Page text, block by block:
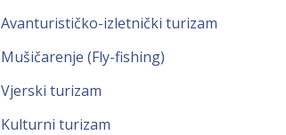
Avanturističko-izletnički turizam
Mušičarenje (Fly-fishing)
Vjerski turizam
Kulturni turizam